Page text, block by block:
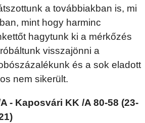
a továbbiakban is, mi
mint hogy harminc
hagytunk ki a mérkőzés
visszajönni a
és a sok eladott
nem sikerült.
- Kaposvári KK /A 80-58 (23-